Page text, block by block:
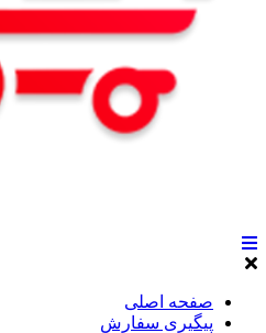
صفحه اصلی
پیگیری سفارش